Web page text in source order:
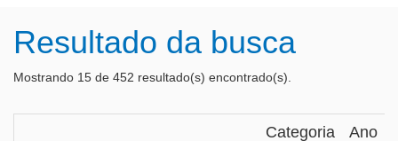
Resultado da busca
Mostrando 15 de 452 resultado(s) encontrado(s).
Categoria
Ano